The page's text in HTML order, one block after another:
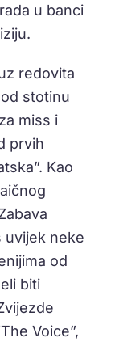
u banci
redovita
stotinu
miss i
prvih
Kao
uvijek neke
od
biti
Voice”,